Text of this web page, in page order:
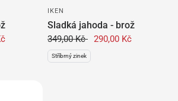
IKEN
Sladká jahoda - brož
349,00 Kč 290,00 Kč
Stříbrný zinek